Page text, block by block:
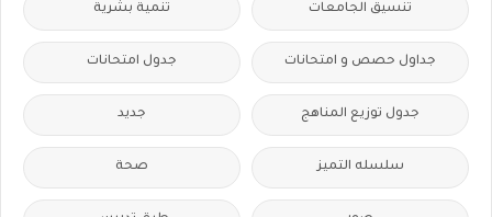
تنسيق الجامعات تنمية بشرية
جداول حصص و امتحانات جدول امتحانات
جدول توزيع المناهج جديد
سلسله التميز صحة